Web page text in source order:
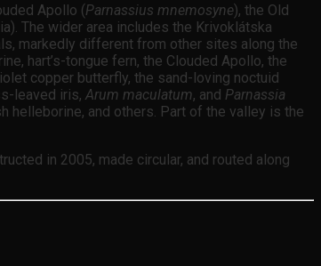
Apollo (Parnassius mnemosyne), the Old
The wider area includes the Krivoklátska
markedly different from other sites along the
hart’s-tongue fern, the Clouded Apollo, the
copper butterfly, the sand-loving noctuid
leaved iris, Arum maculatum, and Parnassia
helleborine, and others. Part of the valley is the
in 2005, made circular, and routed along